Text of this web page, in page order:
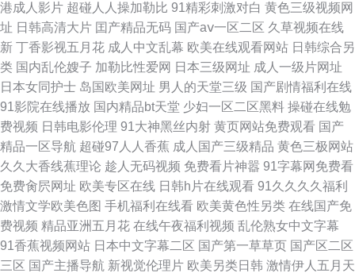
角社区真实偷伦AV 97自拍在线视频 在线不卡卡视频 三级网址AV 国产浮力
最新线路 91国产黑料在线观看 欧洲少妇av av影院在线播 亚洲春色网址 免费
97在线 成人AV综合网 亚洲春色激情 极品美女av 97超碰图片 日本免费黄色
网 肏逼图20p 亚洲AV性爱 国产毛片视频ar 97超碰国产在线观看 午夜老司机
五区 国模视频秦先生 在线免费观看成人a片 91大香蕉伊人 欧美图色图片区
东京热亚洲传媒 91久久九色偷拍视频 欧洲少妇一级高清视频 AV无毛网站 五
月丁香加勒比 日本精品在线观看17 www91在线观看 制服诱惑深爱网 少妇一
港成人影片 超碰人人操加勒比 91精彩刺激对白 黄色三级视频网
址 日韩高清大片 囯产精品无码 国产aⅴ一区二区 久草视频在线
新 丁香影视五月花 成人中文乱幕 欧美在线观看网站 日韩综合另
类 国内乱伦嫂子 加勒比性爱网 日本三级网址 成人一级片网址
日本女同护士 岛国欧美网址 男人的天堂三级 国产剧情福利在线
91影院在线播放 国内精品bt天堂 少妇一区二区黑料 操碰在线勉
费视频 日韩电影伦理 91大神黑丝内射 黄页网站免费观看 国产
精品一区导航 超碰97人人香蕉 成人国产三级精品 黄色三极网站
久久大香线蕉理论 趁人无码视频 免费看片神嚣 91字幕网免费看
免费肏屄网址 欧美专区在线 日韩h片在线观看 91久久久久福利
激情文学欧美色图 手机福利在线看 欧美黄色性另类 在线国产免
费视频 精品亚洲五月花 在线午夜福利视频 乱伦熟女中文字幕
91香蕉视频网站 日本中文字幕二区 国产第一草草页 国产区二区
三区 国产主播导航 新视觉伦理片 欧美另类日韩 激情伊人五月天